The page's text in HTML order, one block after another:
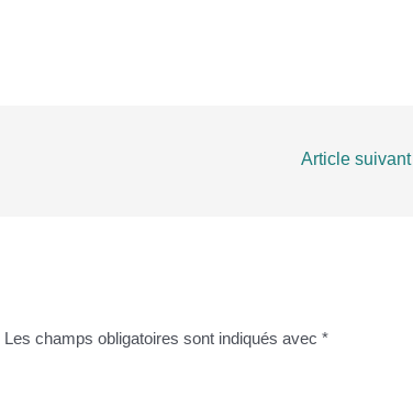
Article suivant
Les champs obligatoires sont indiqués avec*